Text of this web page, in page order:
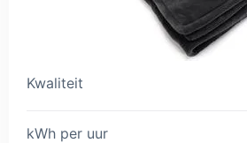
Kwaliteit
kWh per uur